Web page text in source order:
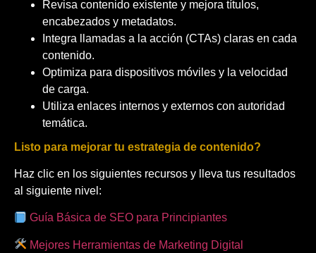
Revisa contenido existente y mejora títulos,
encabezados y metadatos.
Integra llamadas a la acción (CTAs) claras en cada
contenido.
Optimiza para dispositivos móviles y la velocidad
de carga.
Utiliza enlaces internos y externos con autoridad
temática.
Listo para mejorar tu estrategia de contenido?
Haz clic en los siguientes recursos y lleva tus resultados
al siguiente nivel:
Guía Básica de SEO para Principiantes
Mejores Herramientas de Marketing Digital